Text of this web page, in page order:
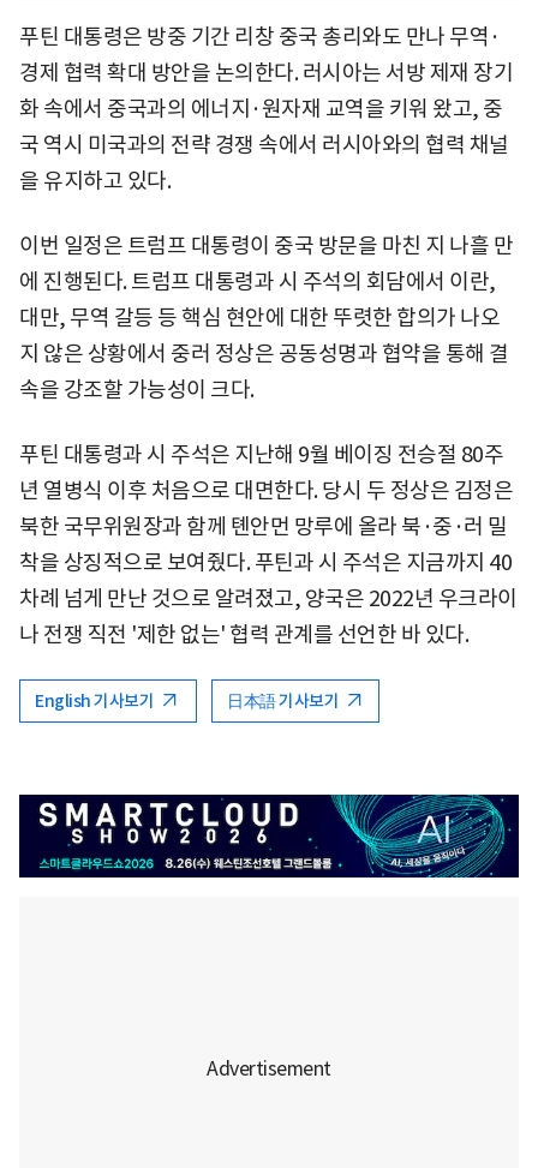
푸틴 대통령은 방중 기간 리창 중국 총리와도 만나 무역·
경제 협력 확대 방안을 논의한다. 러시아는 서방 제재 장기
화 속에서 중국과의 에너지·원자재 교역을 키워 왔고, 중
국 역시 미국과의 전략 경쟁 속에서 러시아와의 협력 채널
을 유지하고 있다.
이번 일정은 트럼프 대통령이 중국 방문을 마친 지 나흘 만
에 진행된다. 트럼프 대통령과 시 주석의 회담에서 이란,
대만, 무역 갈등 등 핵심 현안에 대한 뚜렷한 합의가 나오
지 않은 상황에서 중러 정상은 공동성명과 협약을 통해 결
속을 강조할 가능성이 크다.
푸틴 대통령과 시 주석은 지난해 9월 베이징 전승절 80주
년 열병식 이후 처음으로 대면한다. 당시 두 정상은 김정은
북한 국무위원장과 함께 톈안먼 망루에 올라 북·중·러 밀
착을 상징적으로 보여줬다. 푸틴과 시 주석은 지금까지 40
차례 넘게 만난 것으로 알려졌고, 양국은 2022년 우크라이
나 전쟁 직전 '제한 없는' 협력 관계를 선언한 바 있다.
English 기사보기 日本語 기사보기